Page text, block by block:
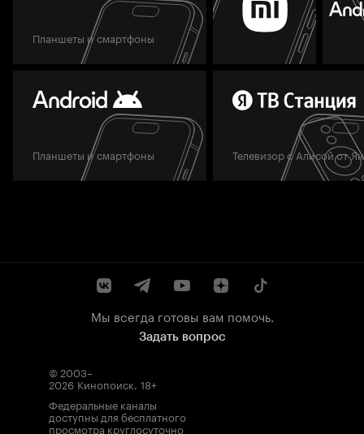
Планшеты и смартфоны
Планшеты и смартфоны Телевизор с Алисой от
Мы всегда готовы вам помочь.
Задать вопрос
© 2003–
2026 Кинопоиск. 18+
Федеральные каналы
доступны для бесплатного
просмотра круглосуточно